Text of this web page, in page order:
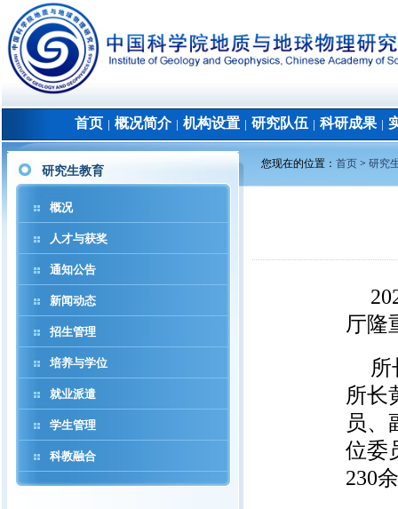
首页 概况简介│ 机构设置 研究队伍 科研成果│
研究生教育
概况
人才与获奖
通知公告
新闻动态
招生管理
培养与学位
就业派遣
学生管理
科教融合
您现在的位置： 首页 > 研究
厅隆
所
所长
员、
位委
230